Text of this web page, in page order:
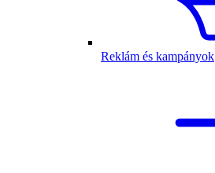
Reklám és kampányok